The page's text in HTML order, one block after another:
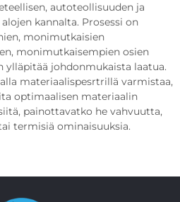
autoteollisuuden ja
kannalta. Prosessi on
monimutkaisien
monimutkaisempien osien
ylläpitää johdonmukaista laatua.
materiaalispesrtrillä varmistaa,
optimaalisen materiaalin
painottavatko he vahvuutta,
termisiä ominaisuuksia.